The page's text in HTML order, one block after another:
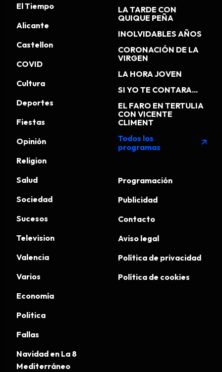
El Tiempo
Alicante
Castellon
COVID
Cultura
Deportes
Fiestas
Opinión
Religion
Salud
Sociedad
Sucesos
Television
Valencia
Varios
Economía
Politica
Fallas
Navidad en La 8
Mediterráneo
LA TARDE CON
QUIQUE PEÑA
INOLVIDABLES AÑOS
CORONACIÓN DE LA
VIRGEN
LA HORA JOVEN
SI YO TE CONTARA...
EL FARO EN TERTULIA
CON VICENTE
CLIMENT
Todos los
programas
arrow_outward
Programación
Publicidad
Contacto
Aviso legal
Política de privacidad
Política de cookies